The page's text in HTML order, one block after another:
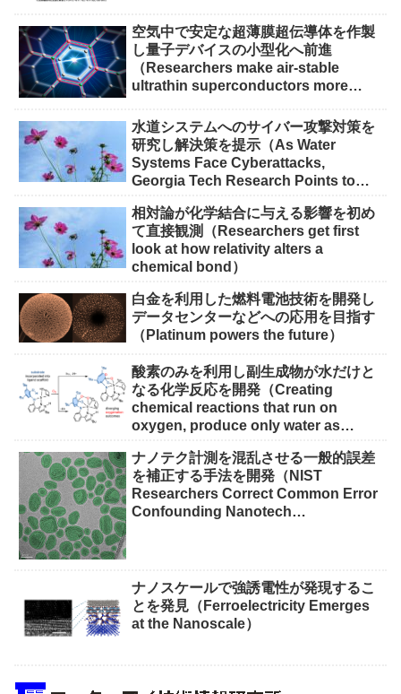
空気中で安定な超薄膜超伝導体を作製
し量子デバイスの小型化へ前進
（Researchers make air-stable
ultrathin superconductors more
水道システムへのサイバー攻撃対策を
研究し解決策を提示（As Water
Systems Face Cyberattacks,
Georgia Tech Research Points to
相対論が化学結合に与える影響を初め
て直接観測（Researchers get first
look at how relativity alters a
chemical bond）
白金を利用した燃料電池技術を開発し
データセンターなどへの応用を目指す
（Platinum powers the future）
酸素のみを利用し副生成物が水だけと
なる化学反応を開発（Creating
chemical reactions that run on
oxygen, produce only water as
ナノテク計測を混乱させる一般的誤差
を補正する手法を開発（NIST
Researchers Correct Common Error
Confounding Nanotech
ナノスケールで強誘電性が発現するこ
とを発見（Ferroelectricity Emerges
at the Nanoscale）